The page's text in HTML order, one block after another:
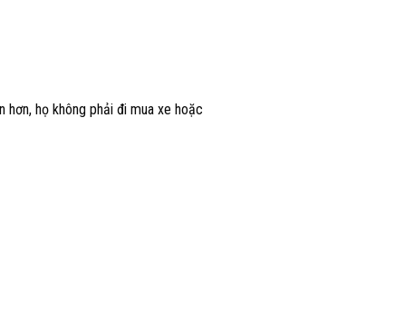
họ không phải đi mua xe hoặc